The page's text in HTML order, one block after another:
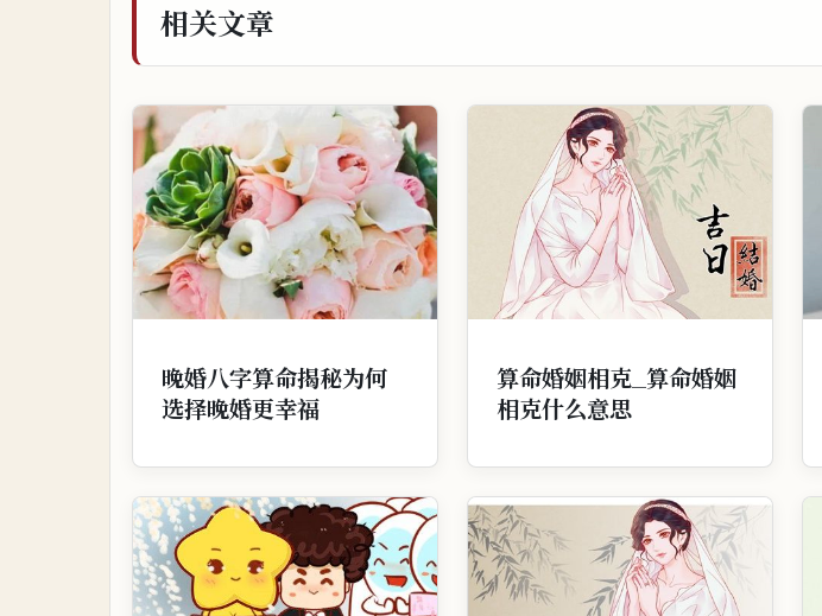
相关文章
晚婚八字算命揭秘为何
选择晚婚更幸福
算命婚姻相克_算命婚姻
相克什么意思